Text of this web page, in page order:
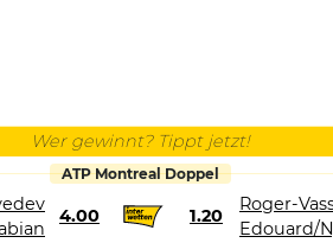
Wer gewinnt? Tippt jetzt!
ATP Montreal Doppel
4.00 1.20
Roger-
Edouard/